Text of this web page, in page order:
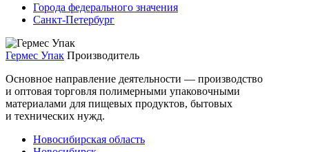
Города федерального значения
Санкт-Петербург
Гермес Упак Производитель
Основное направление деятельности — производство
и оптовая торговля полимерными упаковочными
материалами для пищевых продуктов, бытовых
и технических нужд.
Новосибирская область